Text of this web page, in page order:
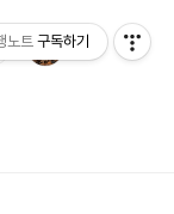
노트구독하기